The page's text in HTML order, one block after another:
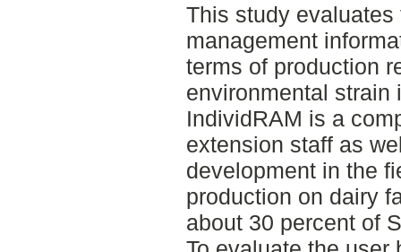
This study
management
terms of production
environmental strain
IndividRAM is a
extension staff as
development in the
production on dairy
about 30 percent of